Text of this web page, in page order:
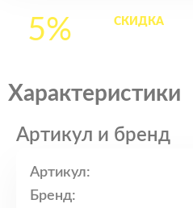
5% СКИДКАна все
Характеристики
Артикул и бренд
Артикул:
Бренд: